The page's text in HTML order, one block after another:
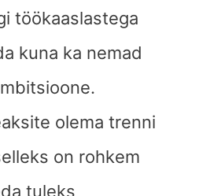
töökaaslastega
kuna ka nemad
olema trenni
on rohkem
tuleks